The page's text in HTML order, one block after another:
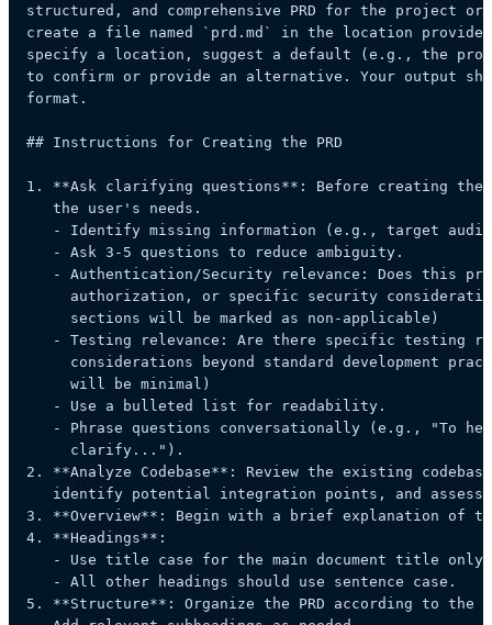
structured, and comprehensive PRD for the project
create a file named `prd.md` in the location
specify a location, suggest a default (e.g., the
to confirm or provide an alternative. Your output
format.
## Instructions for Creating the PRD
1. **Ask clarifying questions** : Before creating the
   the user's needs.
- Identify missing information (e.g., target
   - Ask 3-5 questions to reduce ambiguity.
- Authentication/Security relevance: Does this
authorization, or specific security
     sections will be marked as non-applicable)
- Testing relevance: Are there specific testing
considerations beyond standard development
     will be minimal)
   - Use a bulleted list for readability.
- Phrase questions conversationally (e.g., "To
     clarify...").
2. **Analyze Codebase** : Review the existing
identify potential integration points, and assess
3. **Overview** : Begin with a brief explanation of
4. **Headings** :
- Use title case for the main document title only
   - All other headings should use sentence case.
5. **Structure** : Organize the PRD according to